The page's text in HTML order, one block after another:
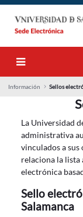
Información Sellos
La Universidad
administrativa
vinculados a
relaciona la lista
electrónica
Sello
Salamanca